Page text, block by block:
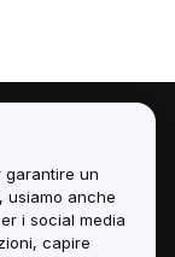
garantire un
usiamo anche
i social media
capire